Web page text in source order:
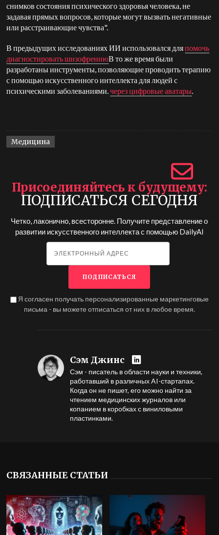
снимков состояния психического здоровья человека, не
задавая прямых вопросов, которые могут вызвать негативные
или расстраивающие чувства".
В предыдущих исследованиях ИИ использовался дляпомочь
диагностировать шизофрениюВ то же время были
разработаны инструменты, позволяющие проводить терапию
с помощью искусственного интеллекта для людей с
психическими заболеваниями.через цифровые аватары
Медицина
Присоединяйтесь к будущему
ПОДПИСАТЬСЯ СЕГОДНЯ
Четко, лаконично, всесторонне. Получите представление о
развитии искусственного интеллекта с помощью DailyAI
Я согласен получать персонализированные маркетинговые
письма - вы можете отписаться от них в любое время.
Сэм Джинс
Сэм - писатель в области науки и техники,
работавший в различных AI-стартапах.
Когда он не пишет, его можно найти за
чтением медицинских журналов или
копанием в коробках с виниловыми
пластинками.
СВЯЗАННЫЕ СТАТЬИ